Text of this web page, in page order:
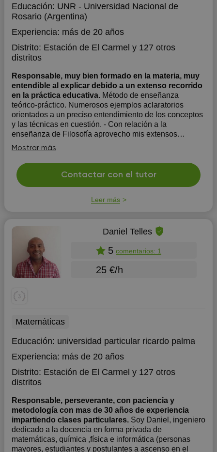
Educación: UNR - Universidad Nacional de
Rosario (Argentina)
Experiencia: más de 20 años
Distrito: Estación de El Carmel y 127 otros
distritos
Responsable, muy bien formado en la materia, muy
entendible al explicar debido a un extenso recorrido
en la práctica educativa. Método de enseñanza
teórico-práctico. Numerosos ejemplos aclaratorios
orientados a un preciso entendimiento de los conceptos
y las técnicas en cuestión. - Con relación a la
enseñanza de Filosofía aprovecho mis extensos
conocimientos en el tema y también mi claridad al
explicar. - En lo que respect...
Mostrar más
Contactar con el tutor
Leer más
Daniel Telles
5 comentarios: 1
25 €/h
Matemáticas
Educación: universidad particular ricardo palma
Experiencia: más de 20 años
Distrito: Estación de El Carmel y 127 otros
distritos
Responsable, perseverante, con paciencia y
metodología con mas de 30 años de experiencia
impartiendo clases particulares. Soy Daniel, ingeniero
dedicado a la docencia en forma privada de
matemáticas, química ,física e informática (personas
mayores, estudiantes y postulantes a ascenso en el